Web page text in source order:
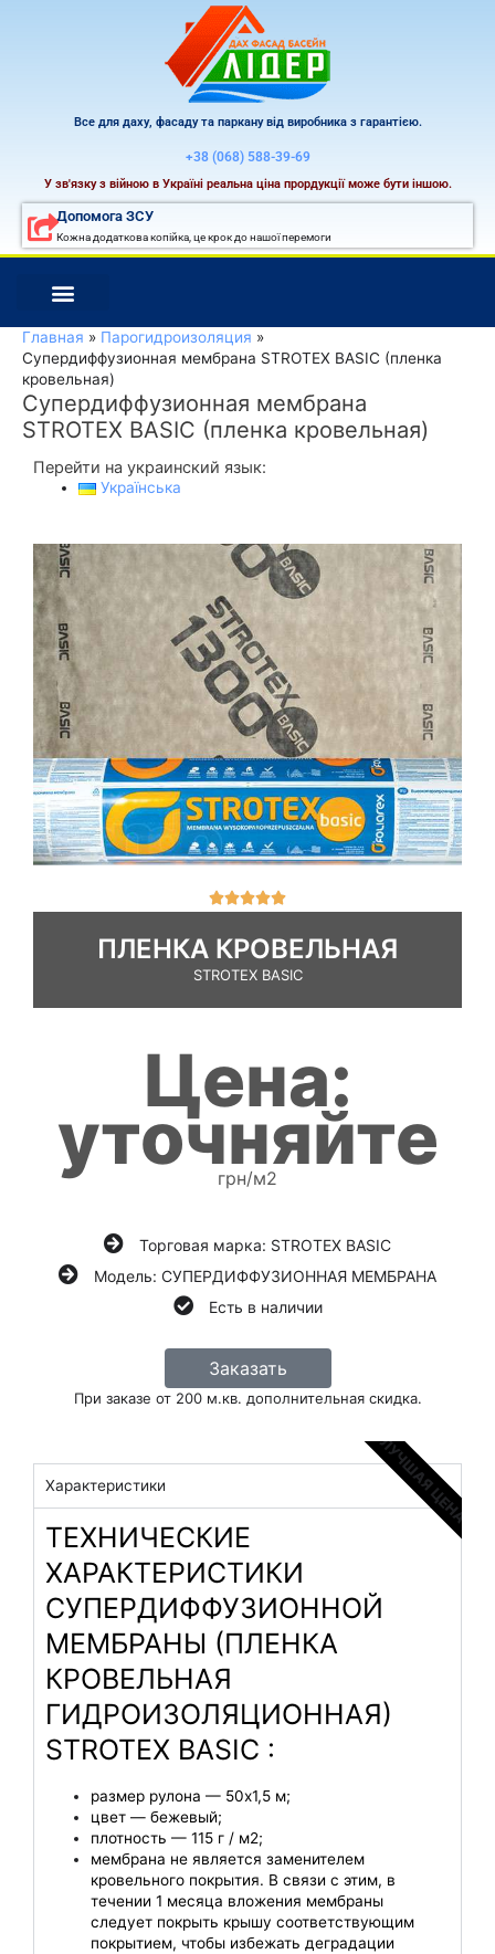
Все для даху, фасаду та паркану від виробника з гарантією.
+38 (068) 588-39-69
У зв'язку з війною в Україні реальна ціна прордукції може бути іншою.
Допомога ЗСУ
Кожна додаткова копійка, це крок до нашої перемоги
Главная
Парогидроизоляция
Супердиффузионная мембрана STROTEX BASIC (пленка
кровельная)
Супердиффузионная мембрана
STROTEX BASIC (пленка кровельная)
Перейти на украинский язык:
Українська
О
е
н
к
5
ПЛЕНКА КРОВЕЛЬНАЯ
STROTEX BASIC
Цена:
уточняйте
грн/м2
Торговая марка: STROTEX BASIC
Модель: СУПЕРДИФФУЗИОННАЯ МЕМБРАНА
Есть в наличии
Заказать
При заказе от 200 м.кв. дополнительная скидка.
ЛУЧШАЯ ЦЕНА
Характеристики
ТЕХНИЧЕСКИЕ
ХАРАКТЕРИСТИКИ
СУПЕРДИФФУЗИОННОЙ
МЕМБРАНЫ (ПЛЕНКА
КРОВЕЛЬНАЯ
ГИДРОИЗОЛЯЦИОННАЯ)
STROTEX BASIC :
размер рулона — 50х1,5 м;
цвет — бежевый;
плотность — 115 г / м2;
мембрана не является заменителем
кровельного покрытия. В связи с этим, в
течении 1 месяца вложения мембраны
следует покрыть крышу соответствующим
покрытием, чтобы избежать деградации